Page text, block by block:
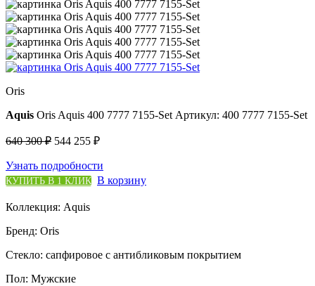
Oris
Aquis Oris Aquis 400 7777 7155-Set Артикул: 400 7777 7155-Set
640 300 ₽ 544 255 ₽
Узнать подробности
КУПИТЬ В 1 КЛИК В корзину
Коллекция: Aquis
Бренд: Oris
Стекло: сапфировое с антибликовым покрытием
Пол: Мужские